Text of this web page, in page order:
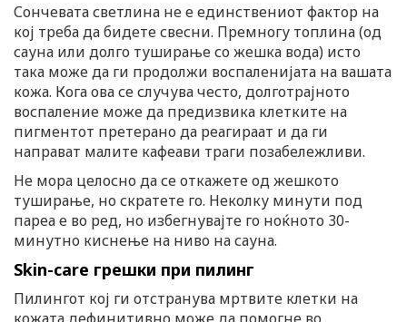
Сончевата светлина не е единствениот фактор на
кој треба да бидете свесни. Премногу топлина (од
сауна или долго туширање со жешка вода) исто
така може да ги продолжи воспаленијата на вашата
кожа. Кога ова се случува често, долготрајното
воспаление може да предизвика клетките на
пигментот претерано да реагираат и да ги
направат малите кафеави траги позабележливи.
Не мора целосно да се откажете од жешкото
туширање, но скратете го. Неколку минути под
пареа е во ред, но избегнувајте го ноќното 30-
минутно киснење на ниво на сауна.
Skin-care грешки при пилинг
Пилингот кој ги отстранува мртвите клетки на
кожата дефинитивно може да помогне во